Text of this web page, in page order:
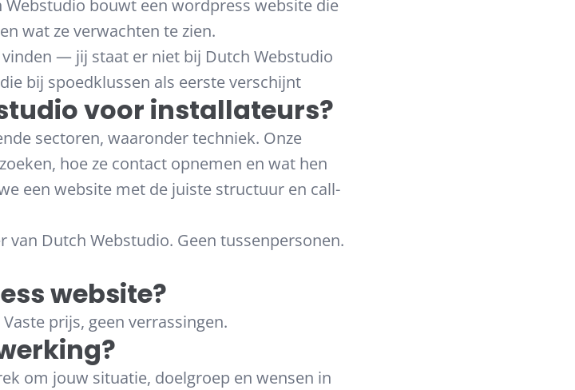
bouwt een wordpress website die
wat ze verwachten te zien.
— jij staat er niet bij Dutch Webstudio
bij spoedklussen als eerste verschijnt
voor installateurs?
sectoren, waaronder techniek. Onze
hoe ze contact opnemen en wat hen
een website met de juiste structuur en call-
van Dutch Webstudio. Geen tussenpersonen.
website?
prijs, geen verrassingen.
om jouw situatie, doelgroep en wensen in